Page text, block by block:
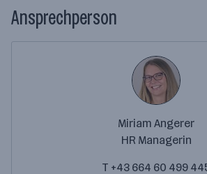
Ansprechperson
Miriam Angerer
HR Managerin
T +43 664 60 499